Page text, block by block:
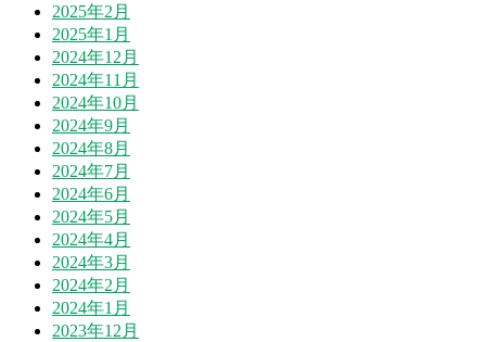
2025年2月
2025年1月
2024年12月
2024年11月
2024年10月
2024年9月
2024年8月
2024年7月
2024年6月
2024年5月
2024年4月
2024年3月
2024年2月
2024年1月
2023年12月